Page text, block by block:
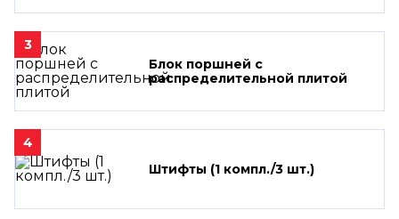
3
Блок поршней c
распределительной плитой
4
Штифты (1 компл./3 шт.)